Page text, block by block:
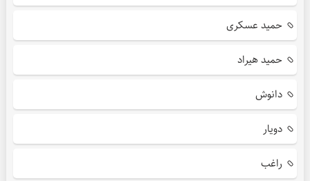
حمید عسکری
حمید هیراد
دانوش
دویار
راغب